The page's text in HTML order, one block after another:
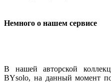
Немного о нашем сервисе
В нашей авторской
BYsolo, на данный момент